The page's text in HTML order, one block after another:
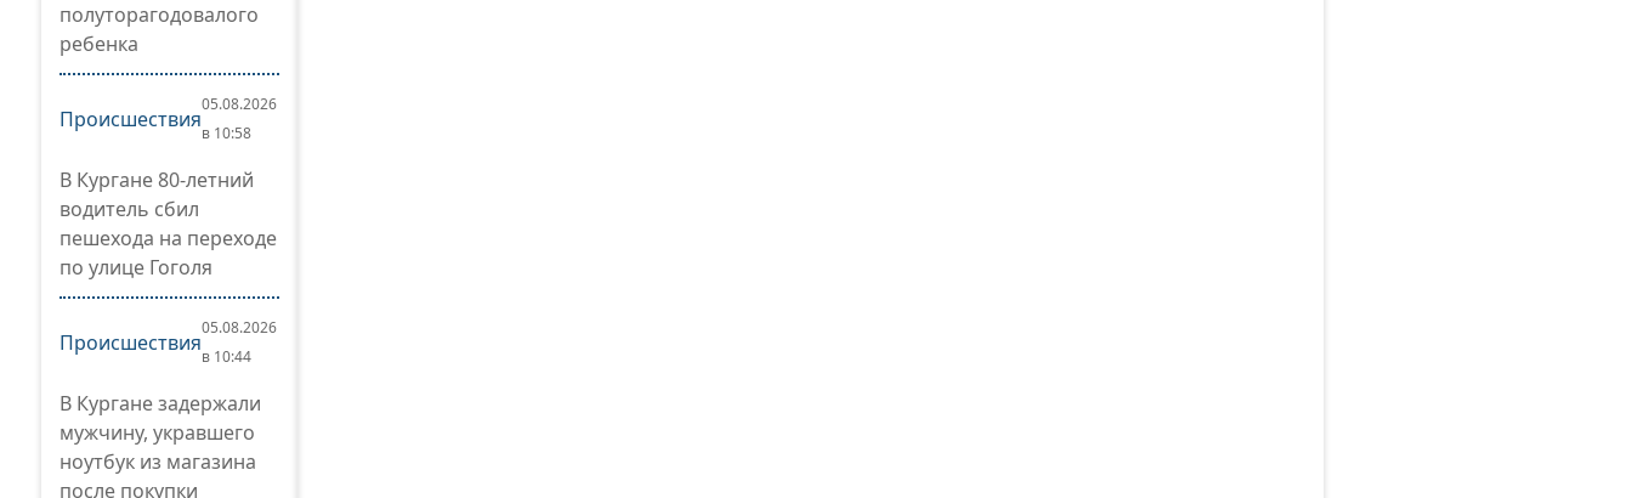
полуторагодовалого
ребенка
Происшествия
05.08.2026
в 10:58
В Кургане 80-летний
водитель сбил
пешехода на переходе
по улице Гоголя
Происшествия
05.08.2026
в 10:44
В Кургане задержали
мужчину, укравшего
ноутбук из магазина
после покупки